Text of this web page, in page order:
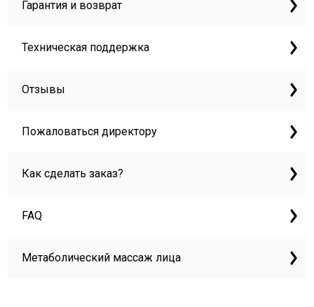
Гарантия и возврат
Техническая поддержка
Отзывы
Пожаловаться директору
Как сделать заказ?
FAQ
Метаболический массаж лица